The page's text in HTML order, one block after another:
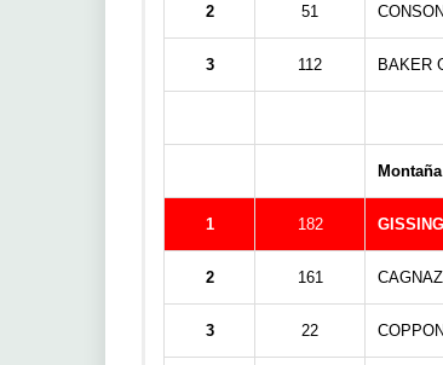
2 51
3 112 BAKER
1 182
2 161
3 22